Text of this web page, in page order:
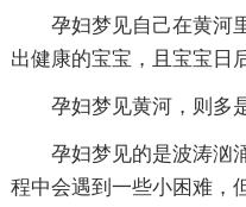
孕妇梦见自己在黄河里
出健康的宝宝，且宝宝日
孕妇梦见黄河，则多是
孕妇梦见的是波涛汹涌
程中会遇到一些小困难，